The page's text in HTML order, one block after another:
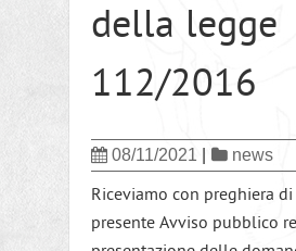
della legge
112/2016
08/11/2021 news
Riceviamo con preghiera
presente Avviso pubblico